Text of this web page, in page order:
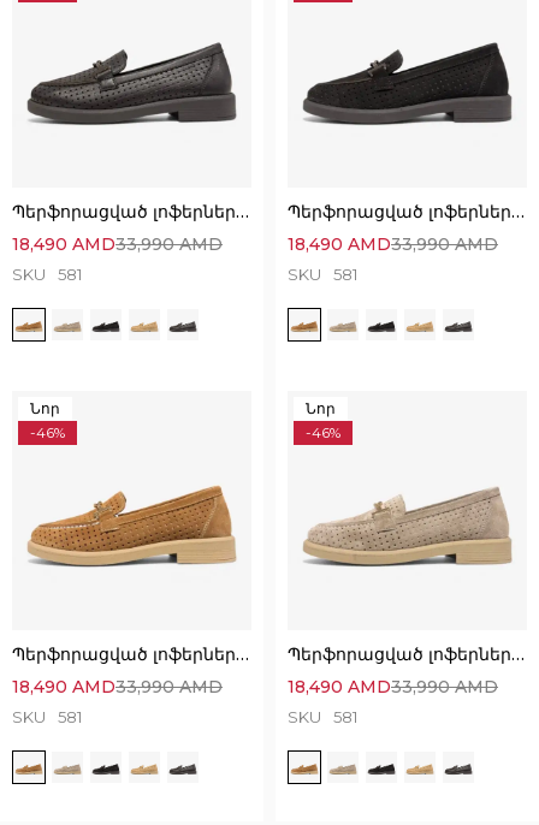
Պերֆորացված լոֆերներ՝ անզուգական հարմարավետ ընտրություն
33,990AMD
18,490 AMD
SKU 581
Պերֆորացված լոֆերներ՝ անզուգական հարմարավետ ընտրություն
33,990AMD
18,490 AMD
SKU 581
Նոր
-46%
Պերֆորացված լոֆերներ՝ անզուգական հարմարավետ ընտրություն
33,990AMD
18,490 AMD
SKU 581
Նոր
-46%
Պերֆորացված լոֆերներ՝ անզուգական հարմարավետ ընտրություն
33,990AMD
18,490 AMD
SKU 581